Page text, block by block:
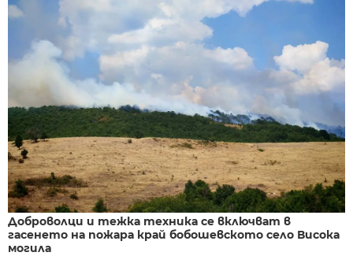
Доброволци и тежка техника се включват в
гасенето на пожара край бобошевското село Висока
могила